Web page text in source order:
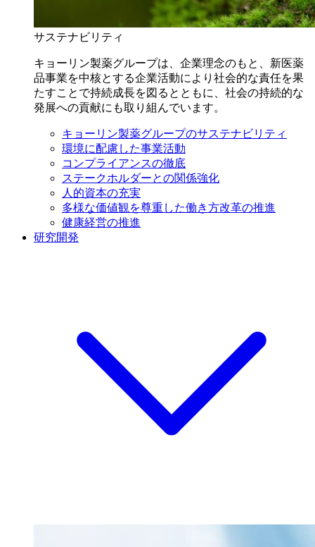
サステナビリティ
キョーリン製薬グループは、企業理念のもと、新医薬
品事業を中核とする企業活動により社会的な責任を果
たすことで持続成長を図るとともに、社会の持続的な
発展への貢献にも取り組んでいます。
キョーリン製薬グループのサステナビリティ
環境に配慮した事業活動
コンプライアンスの徹底
ステークホルダーとの関係強化
人的資本の充実
多様な価値観を尊重した働き方改革の推進
健康経営の推進
研究開発